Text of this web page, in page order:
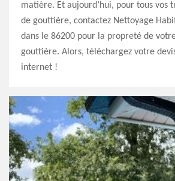
matière. Et aujourd’hui, pour tous vos
de gouttière, contactez Nettoyage
dans le 86200 pour la propreté de
gouttière. Alors, téléchargez votre
internet !